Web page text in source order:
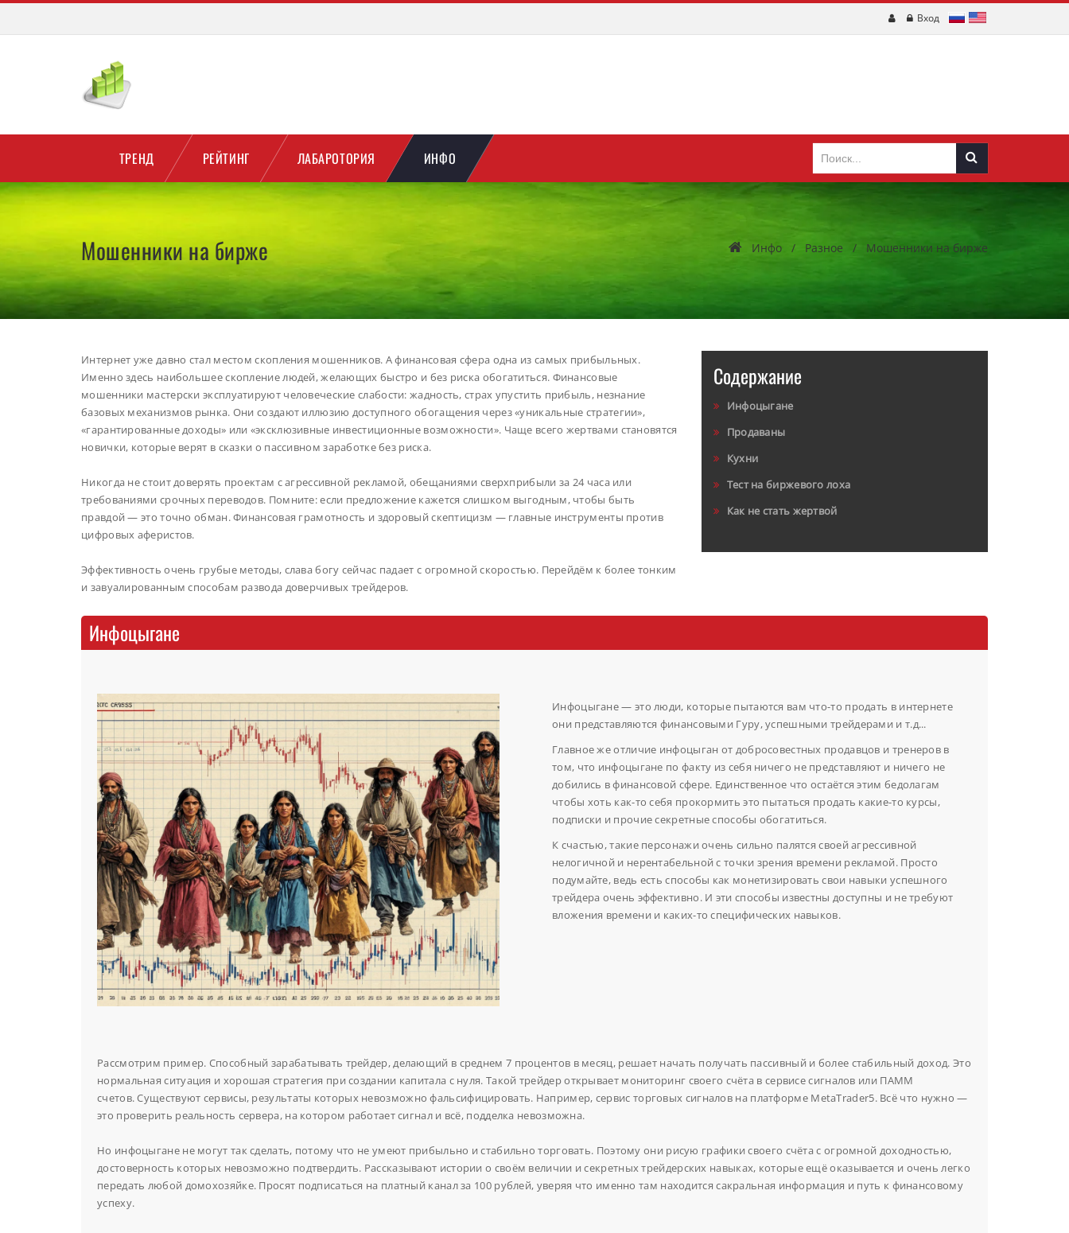
Вход
ТРЕНД РЕЙТИНГ ЛАБАРОТОРИЯ ИНФО
Мошенники на бирже Инфо / Разное / Мошенники на бирже
Интернет уже давно стал местом скопления мошенников. А финансовая сфера одна из самых прибыльных.
Именно здесь наибольшее скопление людей, желающих быстро и без риска обогатиться. Финансовые
мошенники мастерски эксплуатируют человеческие слабости: жадность, страх упустить прибыль, незнание
базовых механизмов рынка. Они создают иллюзию доступного обогащения через «уникальные стратегии»,
«гарантированные доходы» или «эксклюзивные инвестиционные возможности». Чаще всего жертвами становятся
новички, которые верят в сказки о пассивном заработке без риска.
Никогда не стоит доверять проектам с агрессивной рекламой, обещаниями сверхприбыли за 24 часа или
требованиями срочных переводов. Помните: если предложение кажется слишком выгодным, чтобы быть
правдой — это точно обман. Финансовая грамотность и здоровый скептицизм — главные инструменты против
цифровых аферистов.
Эффективность очень грубые методы, слава богу сейчас падает с огромной скоростью. Перейдём к более тонким
и завуалированным способам развода доверчивых трейдеров.
Содержание
Инфоцыгане
Продаваны
Кухни
Тест на биржевого лоха
Как не стать жертвой
Инфоцыгане
Инфоцыгане — это люди, которые пытаются вам что-то продать в интернете
они представляются финансовыми Гуру, успешными трейдерами и т.д...
Главное же отличие инфоцыган от добросовестных продавцов и тренеров в
том, что инфоцыгане по факту из себя ничего не представляют и ничего не
добились в финансовой сфере. Единственное что остаётся этим бедолагам
чтобы хоть как-то себя прокормить это пытаться продать какие-то курсы,
подписки и прочие секретные способы обогатиться.
К счастью, такие персонажи очень сильно палятся своей агрессивной
нелогичной и нерентабельной с точки зрения времени рекламой. Просто
подумайте, ведь есть способы как монетизировать свои навыки успешного
трейдера очень эффективно. И эти способы известны доступны и не требуют
вложения времени и каких-то специфических навыков.
Рассмотрим пример. Способный зарабатывать трейдер, делающий в среднем 7 процентов в месяц, решает начать получать пассивный и более стабильный доход. Это
нормальная ситуация и хорошая стратегия при создании капитала с нуля. Такой трейдер открывает мониторинг своего счёта в сервисе сигналов или ПАММ
счетов.Существуют сервисы, результаты которых невозможно фальсифицировать. Например, сервис торговых сигналов на платформе MetaTrader5. Всё что нужно —
это проверить реальность сервера, на котором работает сигнал и всё, подделка невозможна.
Но инфоцыгане не могут так сделать, потому что не умеют прибыльно и стабильно торговать. Поэтому они рисую графики своего счёта с огромной доходностью,
достоверность которых невозможно подтвердить. Рассказывают истории о своём величии и секретных трейдерских навыках, которые ещё оказывается и очень легко
передать любой домохозяйке. Просят подписаться на платный канал за 100 рублей, уверяя что именно там находится сакральная информация и путь к финансовому
успеху.